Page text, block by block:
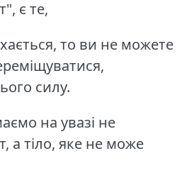
є те,
то ви не можете
силу.
на увазі не
а тіло, яке не може